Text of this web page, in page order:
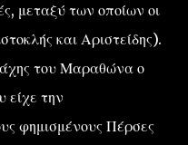
μεταξύ των οποίων οι
και Αριστείδης).
του Μαραθώνα ο
είχε την
φημισμένους Πέρσες